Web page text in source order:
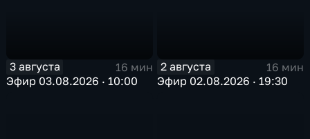
3 августа
16 мин
Эфир 03.08.2026 · 10:00
2 августа
16 мин
Эфир 02.08.2026 · 19:30